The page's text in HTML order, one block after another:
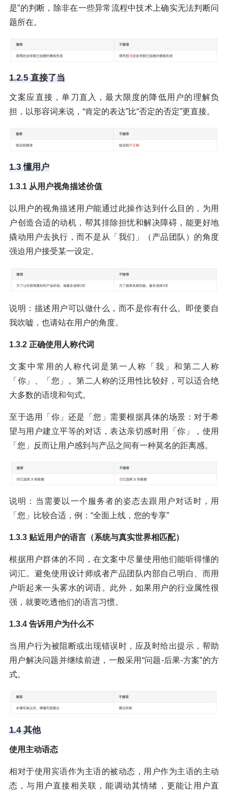
是”的判断，除非在一些异常流程中技术上确实无法判断问
题所在。
1.2.5 直接了当
文案应直接，单刀直入，最大限度的降低用户的理解负
担，以形容词来说，“肯定的表达”比“否定的否定”更直接。
1.3 懂用户
1.3.1 从用户视角描述价值
以用户的视角描述用户能通过此操作达到什么目的，为用
户创造合适的动机，帮其排除担忧和解决障碍，能更好地
撬动用户去执行，而不是从「我们」（产品团队）的角度
强迫用户接受某一设定。
说明：描述用户可以做什么，而不是你有什么。即使要自
我吹嘘，也请站在用户的角度。
1.3.2 正确使用人称代词
文案中常用的人称代词是第一人称「我」和第二人称
「你」、「您」。第二人称的泛用性比较好，可以适合绝
大多数的语境和句式。
至于选用「你」还是「您」需要根据具体的场景：对于希
望与用户建立平等的对话，表达亲切感时用「你」，使用
「您」反而让用户感到与产品之间有一种莫名的距离感。
说明：当需要以一个服务者的姿态去跟用户对话时，用
「您」比较合适，例：“全面上线，您的专享”
1.3.3 贴近用户的语言（系统与真实世界相匹配）
根据用户群体的不同，在文案中尽量使用他们能听得懂的
词汇。避免使用设计师或者产品团队内部自己明白、而用
户听起来一头雾水的词语。此外，如果用户的行业属性很
强，就要吃透他们的语言习惯。
1.3.4 告诉用户为什么不
当用户行为被阻断或出现错误时，应及时给出提示，帮助
用户解决问题并继续前进，一般采用“问题-后果-方案”的方
式。
1.4 其他
使用主动语态
相对于使用宾语作为主语的被动态，用户作为主语的主动
态，与用户直接相关联，能调动其情绪，更能让用户直